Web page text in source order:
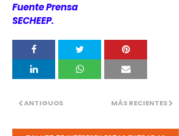
Fuente Prensa
SECHEEP.
MÁS RECIENTES
ANTIGUOS